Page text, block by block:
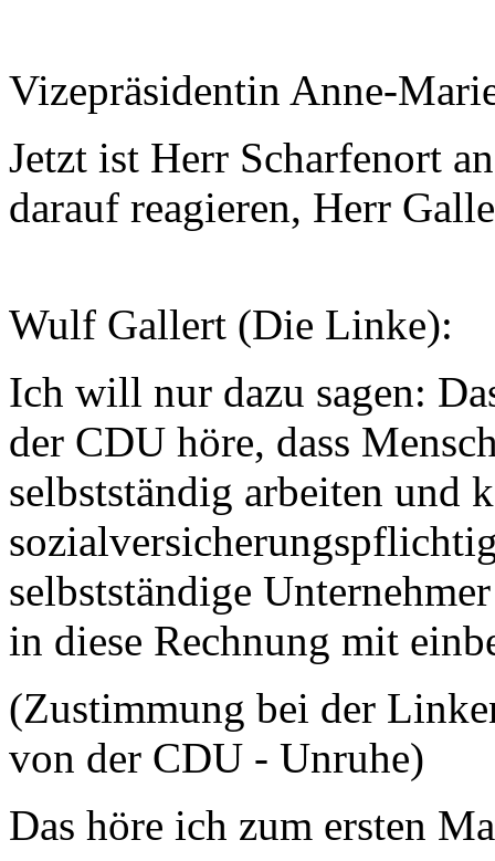
Vizepräsidentin Anne-
Jetzt ist Herr Scharfenort
darauf reagieren, Herr
Wulf Gallert (Die Linke):
Ich will nur dazu sagen:
der CDU höre, dass
selbstständig arbeiten und
selbstständige
in diese Rechnung mit
(Zustimmung bei der
von der CDU - Unruhe)
Das höre ich zum ersten